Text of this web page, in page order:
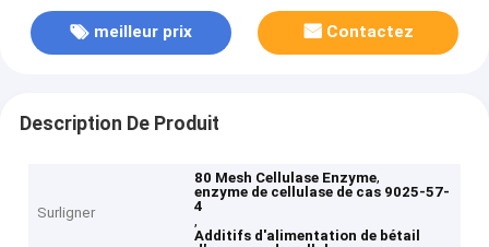
meilleur prix Contactez
Description De Produit
Surligner
80 Mesh Cellulase Enzyme,
enzyme de cellulase de cas 9025-57-
4
,
Additifs d'alimentation de bétail